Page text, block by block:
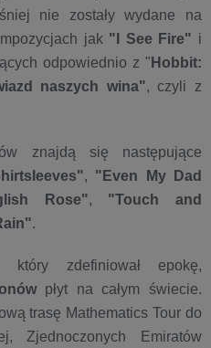
nie zostały wydane na
jak "I See Fire" i
odpowiednio z " Hobbit:
naszych wina", czyli z
znajdą się następujące
, "Even My Dad
Rose", "Touch and
.
zdefiniował epokę,
płyt na całym świecie.
trasę Mathematics Tour do
Zjednoczonych Emiratów